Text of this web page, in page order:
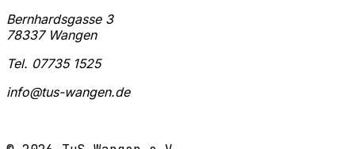
Bernhardsgasse 3
78337 Wangen
Tel. 07735 1525
info@tus-wangen.de